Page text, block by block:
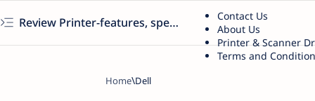
Review Printer-features, specs, performance, business use, etc
Contact Us
About Us
Printer & Scanner
Terms and
Home Dell